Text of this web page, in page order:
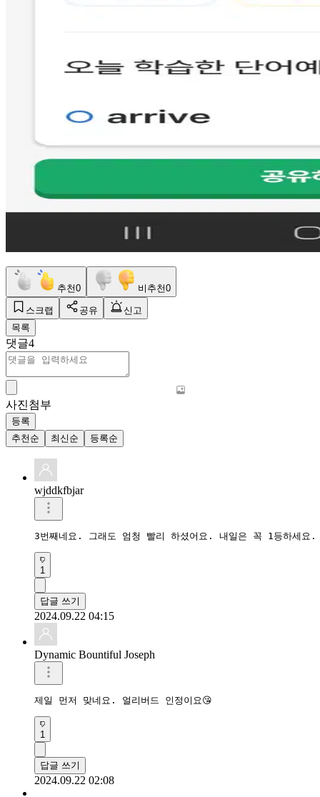
추천0 비추천0
스크랩 공유
신고
목록
댓글4
사진첨부
등록
추천순
최신순 등록순
wjddkfbjar
3번째네요. 그래도 엄청 빨리 하셨어요. 내일은 꼭 1등하세
1
답글 쓰기
2024.09.22 04:15
Dynamic Bountiful Joseph
제일 먼저 맞네요. 얼리버드 인정이요😘
1
답글 쓰기
2024.09.22 02:08